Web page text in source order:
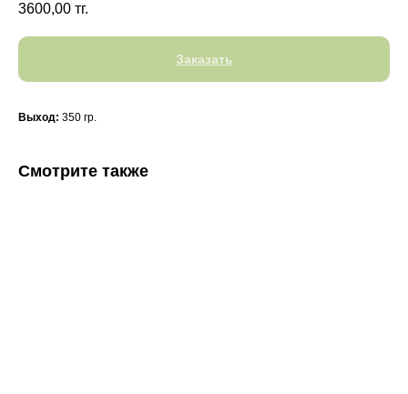
3600,00 тг.
Заказать
Выход: 350 гр.
Смотрите также